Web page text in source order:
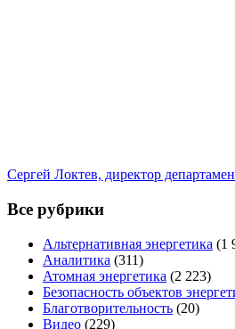
Сергей Локтев, директор
Все рубрики
Альтернативная энергетика (1
Аналитика (311)
Атомная энергетика (2 223)
Безопасность объектов
Благотворительность (20)
Видео (229)